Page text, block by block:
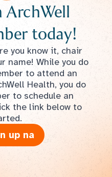
ArchWell
today!
you know it, chair
name! While you do
to attend an
Health, you do
to schedule an
the link below to
up na